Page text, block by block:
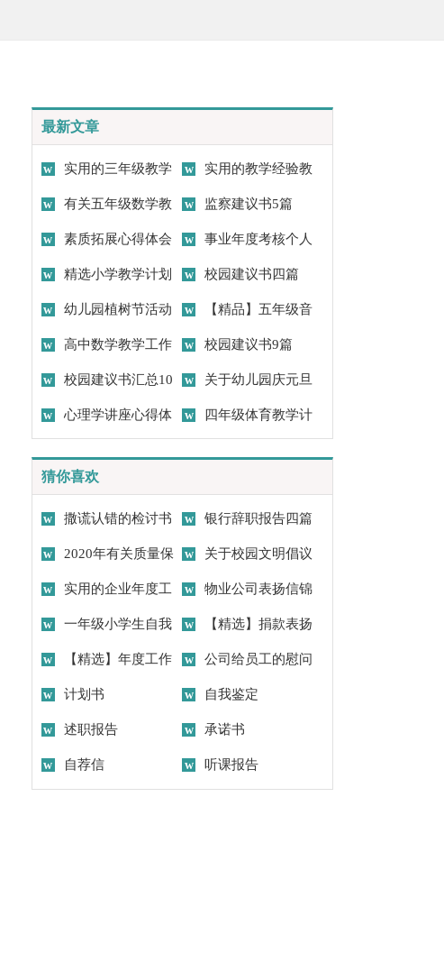
最新文章
实用的三年级教学
计划集合六篇
实用的教学经验教
学工作总结3篇
有关五年级数学教
学计划汇编6篇
监察建议书5篇
素质拓展心得体会
范文（精选5篇）
事业年度考核个人
总结
精选小学教学计划
范文锦集九篇
校园建议书四篇
幼儿园植树节活动
总结7篇
【精品】五年级音
乐教学工作总结4篇
高中数学教学工作
计划15篇
校园建议书9篇
校园建议书汇总10
篇
关于幼儿园庆元旦
活动总结汇编5篇
心理学讲座心得体 四年级体育教学计
猜你喜欢
撒谎认错的检讨书
15篇
银行辞职报告四篇
2020年有关质量保
证书
关于校园文明倡议
书模板集合9篇
实用的企业年度工
作总结范文集锦6篇
物业公司表扬信锦
集六篇
一年级小学生自我
介绍
【精选】捐款表扬
信3篇
【精选】年度工作
总结范文集合6篇
公司给员工的慰问
信
计划书 自我鉴定
述职报告 承诺书
自荐信 听课报告